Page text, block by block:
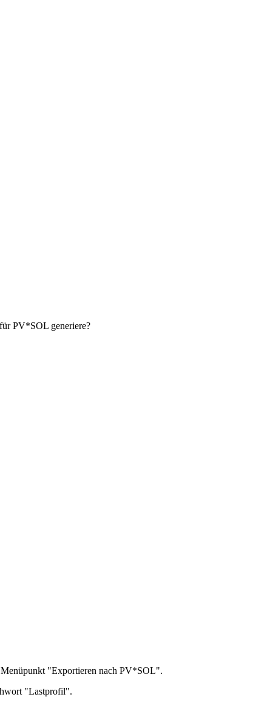
PV*SOL generiere?
"Exportieren nach PV*SOL".
"Lastprofil".